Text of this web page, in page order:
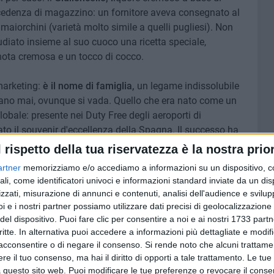
rispetto della tua riservatezza è la nostra
memorizziamo e/o accediamo a informazioni su un dispositivo,
come identificatori univoci e informazioni standard inviate da un
misurazione di annunci e contenuti, analisi dell'audience e
e i nostri partner possiamo utilizzare dati precisi di
dispositivo. Puoi fare clic per consentire a noi e ai nostri 1733
In alternativa puoi accedere a informazioni più dettagliate e
o di negare il consenso. Si rende noto che alcuni
il tuo consenso, ma hai il diritto di opporti a tale trattamento. Le
sito web. Puoi modificare le tue preferenze o revocare il
di magazzino: un fornitore aveva consegnato al
(varietà molto simile a quelli pugliesi). Non
insieme al suo cuoco una ricetta speciale,
cremosa e un tocco di cocco.
è il nome di famiglia, un legame indissolubile
mai, ovunque si vada. Quello che era nato come un
presente nei Duty Free degli aeroporti di
il souvenir d'eccellenza della Spagna. Il successo ha
fino agli Stati Uniti, dove sono già state vendute
più spesso scelto come originale bomboniera
gli è valso lanomina aSegretario Nazionale
per la Spagna e le Baleari. Un ruolo di rappresentanza
tra culture, portando il pragmatismo andriese, non di
istituzionali che contano.